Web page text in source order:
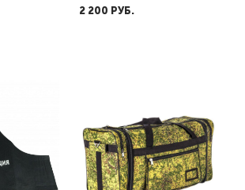
2 200 PУБ.